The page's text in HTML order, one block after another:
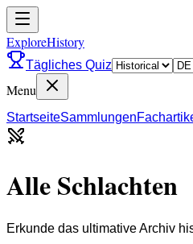
ExploreHistory
Tägliches Quiz
Menu
StartseiteSammlungen
Alle Schlachten
Erkunde das ultimative Archiv